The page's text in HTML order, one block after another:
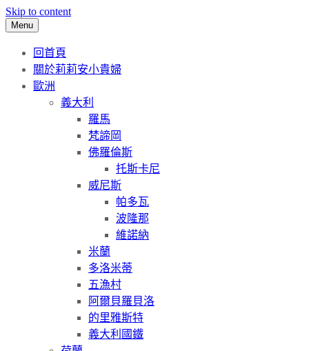
Skip to content
Menu
回首頁
關於莉莉安小貴婦
歐洲
義大利
羅馬
梵諦岡
佛羅倫斯
托斯卡尼
威尼斯
帕多瓦
波隆那
維諾納
米蘭
多洛米蒂
五漁村
阿爾貝羅貝洛
的里雅斯特
義大利國鐵